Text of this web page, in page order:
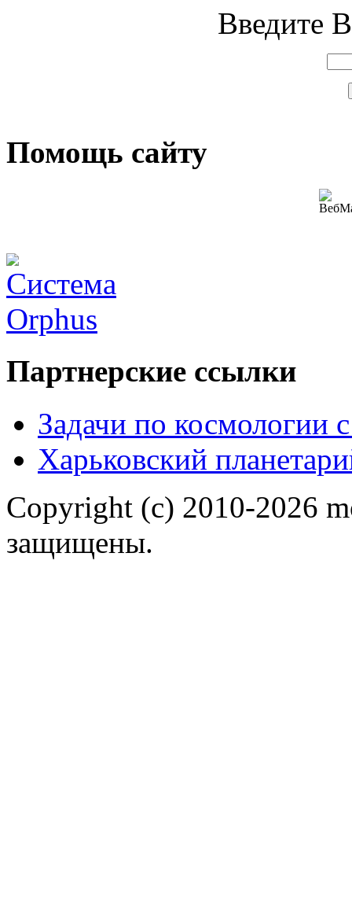
Введите
Помощь сайту
Партнерские ссылки
Задачи по космологии
Харьковский
Copyright (c) 2010-2026
защищены.